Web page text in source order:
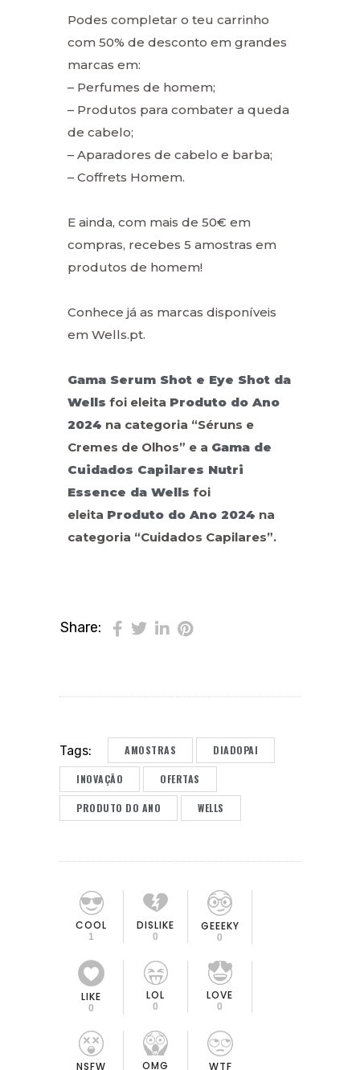
Podes completar o teu carrinho
com 50% de desconto em grandes
marcas em:
– Perfumes de homem;
– Produtos para combater a queda
de cabelo;
– Aparadores de cabelo e barba;
– Coffrets Homem.
E ainda, com mais de 50€ em
compras, recebes 5 amostras em
produtos de homem!
Conhece já as marcas disponíveis
em Wells.pt.
Gama Serum Shot e Eye Shot da
Wells foi eleita Produto do Ano
2024 na categoria “Séruns e
Cremes de Olhos” e a Gama de
Cuidados Capilares Nutri
Essence da Wells foi
eleita Produto do Ano 2024 na
categoria “Cuidados Capilares”.
Share:
Tags: AMOSTRAS DIADOPAI
INOVAÇÃO OFERTAS
PRODUTO DO ANO WELLS
COOL
1
DISLIKE
0
GEEEKY
0
LIKE
0
LOL
0
LOVE
0
NSFW OMG WTF